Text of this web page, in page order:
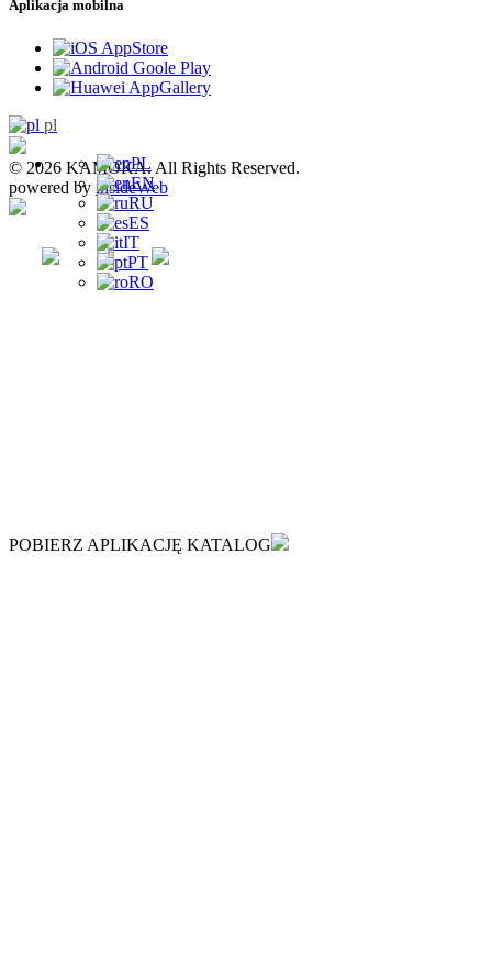
Aplikacja mobilna
pl
PL
EN
RU
ES
IT
PT
RO
© 2026 KAMOKA. All Rights Reserved.
powered by insideWeb
POBIERZ APLIKACJĘ KATALOG